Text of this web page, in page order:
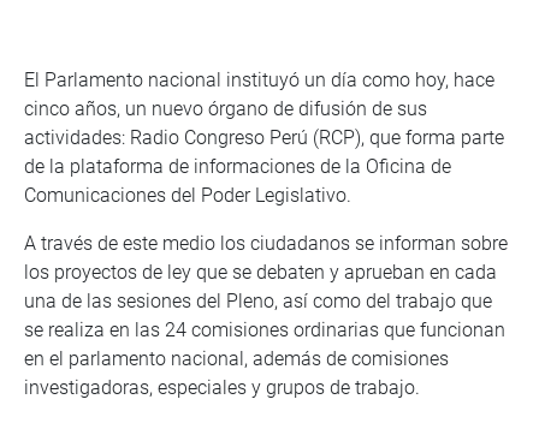
El Parlamento nacional instituyó un día como hoy, hace
cinco años, un nuevo órgano de difusión de sus
actividades: Radio Congreso Perú (RCP), que forma parte
de la plataforma de informaciones de la Oficina de
Comunicaciones del Poder Legislativo.
A través de este medio los ciudadanos se informan sobre
los proyectos de ley que se debaten y aprueban en cada
una de las sesiones del Pleno, así como del trabajo que
se realiza en las 24 comisiones ordinarias que funcionan
en el parlamento nacional, además de comisiones
investigadoras, especiales y grupos de trabajo.